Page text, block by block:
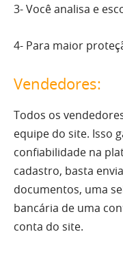
3- Você analisa e
4- Para maior
Vendedores:
Todos os
equipe do site. Isso
confiabilidade na
cadastro, basta
documentos, uma
bancária de uma
conta do site.